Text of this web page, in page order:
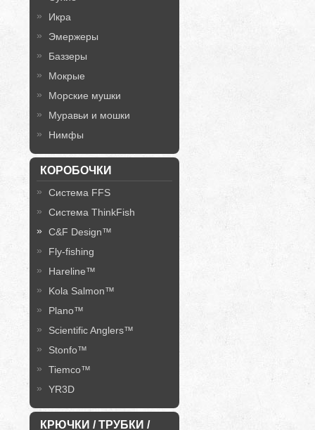
Икра
Эмержеры
Баззеры
Мокрые
Морские мушки
Муравьи и мошки
Нимфы
КОРОБОЧКИ
Система FFS
Система ThinkFish
C&F Design™
Fly-fishing
Hareline™
Kola Salmon™
Plano™
Scientific Anglers™
Stonfo™
Tiemco™
YR3D
КРЮЧКИ / ТРУБКИ /